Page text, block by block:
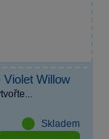
Willow
Skladem